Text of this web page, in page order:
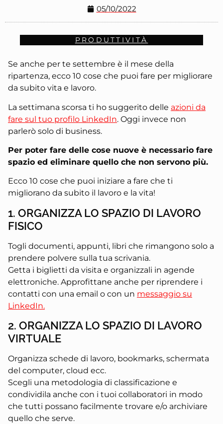
05/10/2022
PRODUTTIVITÀ
Se anche per te settembre è il mese della
ripartenza, ecco 10 cose che puoi fare per migliorare
da subito vita e lavoro.
La settimana scorsa ti ho suggerito delle azioni da
fare sul tuo profilo LinkedIn. Oggi invece non
parlerò solo di business.
Per poter fare delle cose nuove è necessario fare
spazio ed eliminare quello che non servono più.
Ecco 10 cose che puoi iniziare a fare che ti
migliorano da subito il lavoro e la vita!
1. ORGANIZZA LO SPAZIO DI LAVORO
FISICO
Togli documenti, appunti, libri che rimangono solo a
prendere polvere sulla tua scrivania.
Getta i biglietti da visita e organizzali in agende
elettroniche. Approfittane anche per riprendere i
contatti con una email o con un messaggio su
LinkedIn.
2. ORGANIZZA LO SPAZIO DI LAVORO
VIRTUALE
Organizza schede di lavoro, bookmarks, schermata
del computer, cloud ecc.
Scegli una metodologia di classificazione e
condividila anche con i tuoi collaboratori in modo
che tutti possano facilmente trovare e/o archiviare
quello che serve.